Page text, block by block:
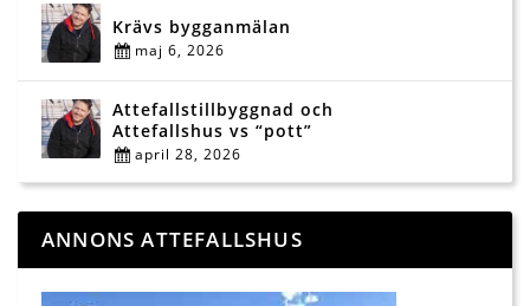
Krävs bygganmälan
maj 6, 2026
Attefallstillbyggnad och
Attefallshus vs “pott”
april 28, 2026
ANNONS ATTEFALLSHUS